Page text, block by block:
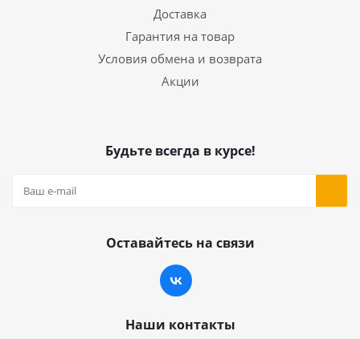
Доставка
Гарантия на товар
Условия обмена и возврата
Акции
Будьте всегда в курсе!
Оставайтесь на связи
Наши контакты